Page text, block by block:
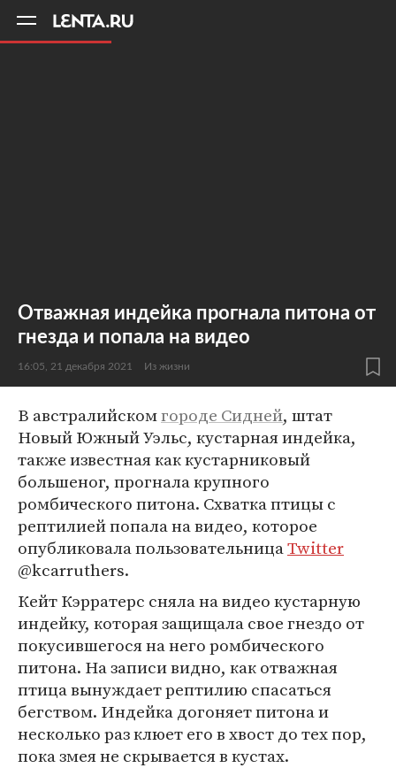
Отважная индейка прогнала питона от
гнезда и попала на видео
16:05, 21 декабря 2021 Из жизни
В австралийскомгороде Сидней, штат
Новый Южный Уэльс, кустарная индейка,
также известная как кустарниковый
большеног, прогнала крупного
ромбического питона. Схватка птицы с
рептилией попала на видео, которое
опубликовала пользовательницаTwitter
@kcarruthers.
Кейт Кэрратерс сняла на видео кустарную
индейку, которая защищала свое гнездо от
покусившегося на него ромбического
питона. На записи видно, как отважная
птица вынуждает рептилию спасаться
бегством. Индейка догоняет питона и
несколько раз клюет его в хвост до тех пор,
пока змея не скрывается в кустах.